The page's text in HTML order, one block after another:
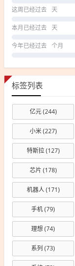
这周已经过去 天
本月已经过去 天
今年已经过去 个月
标签列表
亿元(244)
小米(227)
特斯拉(127)
芯片 (178)
机器人(171)
手机(79)
理想(74)
系列 (73)